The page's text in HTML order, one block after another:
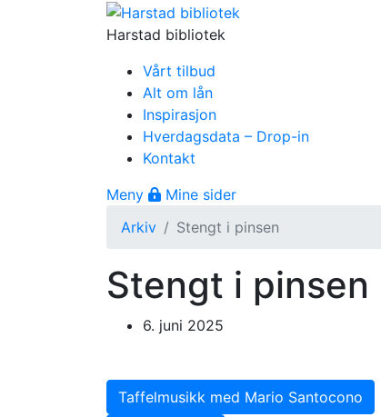
Harstad bibliotek
Vårt tilbud
Alt om lån
Inspirasjon
Hverdagsdata – Drop-in
Kontakt
Meny Åpne meny
Mine sider
Arkiv
Stengt i pinsen
Stengt i pinsen
6. juni 2025
Innleggsnavigasjon
Forrige innlegg: Taffelmusikk med
Taffelmusikk med Mario Santocono